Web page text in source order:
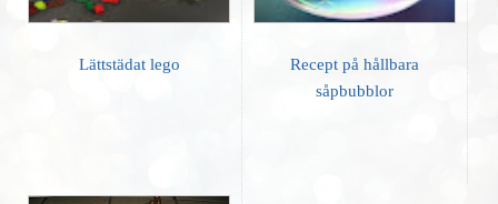
Lättstädat lego
Recept på hållbara
såpbubblor